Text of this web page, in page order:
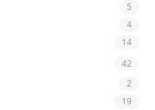
5
4
14
42
2
19